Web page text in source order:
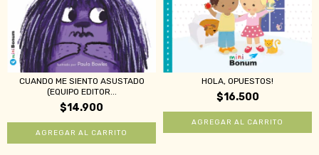
CUANDO ME SIENTO ASUSTADO
(EQUIPO EDITOR...
$14.900
HOLA, OPUESTOS!
$16.500